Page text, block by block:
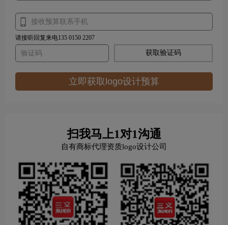
请接听回复来电135 0150 2207
获取验证码
立即获取logo设计预算
扫我马上1对1沟通
自有商标代理资质logo设计公司